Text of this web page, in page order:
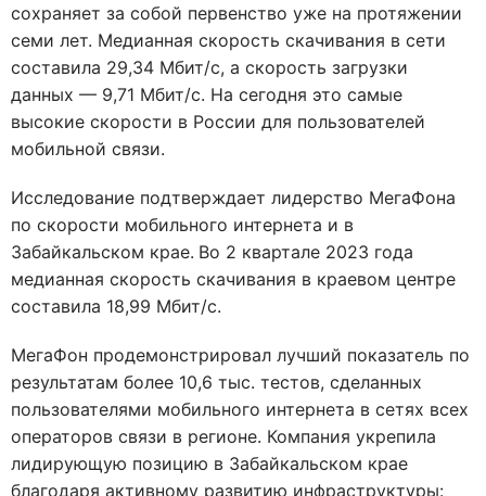
сохраняет за собой первенство уже на протяжении
семи лет. Медианная скорость скачивания в сети
составила 29,34 Мбит/с, а скорость загрузки
данных — 9,71 Мбит/с. На сегодня это самые
высокие скорости в России для пользователей
мобильной связи.
Исследование подтверждает лидерство МегаФона
по скорости мобильного интернета и в
Забайкальском крае. Во 2 квартале 2023 года
медианная скорость скачивания в краевом центре
составила 18,99 Мбит/с.
МегаФон продемонстрировал лучший показатель по
результатам более 10,6 тыс. тестов, сделанных
пользователями мобильного интернета в сетях всех
операторов связи в регионе. Компания укрепила
лидирующую позицию в Забайкальском крае
благодаря активному развитию инфраструктуры: